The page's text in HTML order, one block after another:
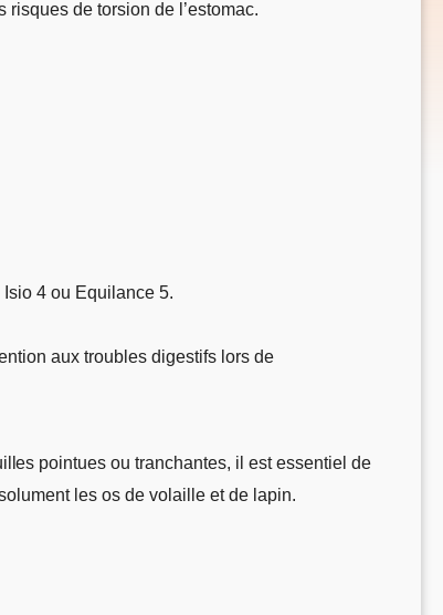
risques de torsion de l’estomac.
4 ou Equilance 5.
aux troubles digestifs lors de
pointues ou tranchantes, il est essentiel de
les os de volaille et de lapin.